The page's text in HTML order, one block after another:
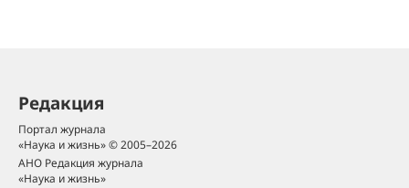
Редакция
Портал журнала
«Наука и жизнь» © 2005–2026
АНО Редакция журнала
«Наука и жизнь»